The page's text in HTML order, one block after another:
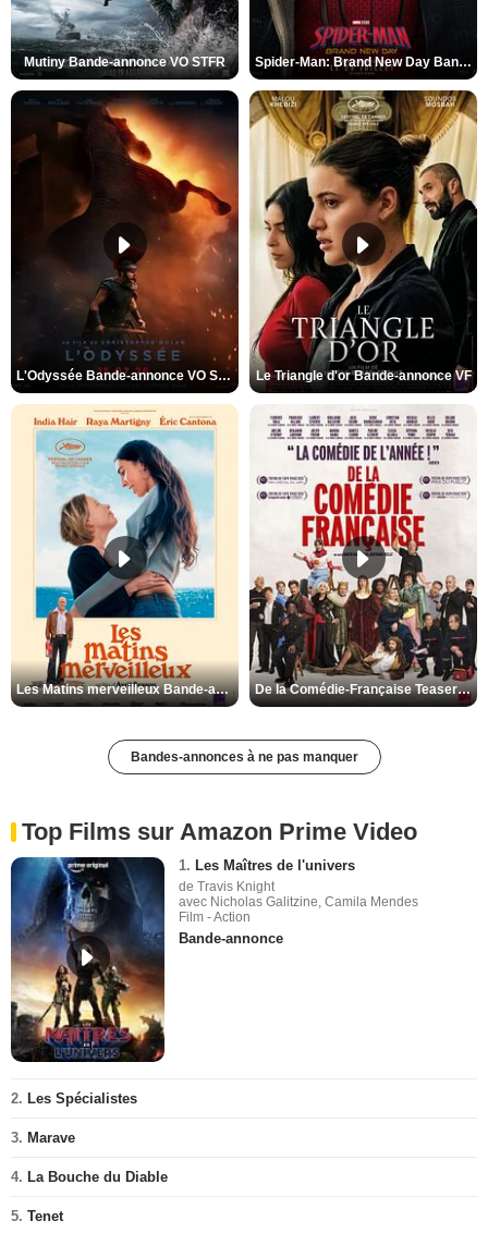
Mutiny Bande-annonce VO STFR Spider-Man: Brand New Day Bande-annonce VO STFR
L'Odyssée Bande-annonce VO STFR Le Triangle d'or Bande-annonce VF
Les Matins merveilleux Bande-annonce VF De la Comédie-Française Teaser VF
Bandes-annonces à ne pas manquer
Top Films sur Amazon Prime Video
1. Les Maîtres de l'univers
de Travis Knight
avec Nicholas Galitzine, Camila Mendes
Film - Action
Bande-annonce
2. Les Spécialistes
3. Marave
4. La Bouche du Diable
5. Tenet